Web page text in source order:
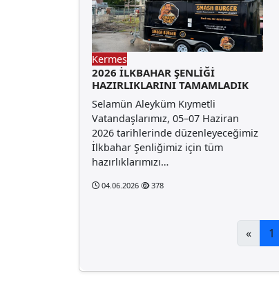
Kermes
2026 İLKBAHAR ŞENLİĞİ
HAZIRLIKLARINI TAMAMLADIK
Selamün Aleyküm Kıymetli
Vatandaşlarımız, 05–07 Haziran
2026 tarihlerinde düzenleyeceğimiz
İlkbahar Şenliğimiz için tüm
hazırlıklarımızı…
04.06.2026 378
« 1